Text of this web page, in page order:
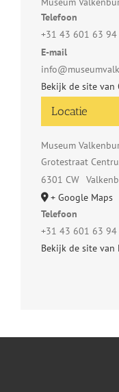
Locatie
Museum
Grotestraat
6301 CW
+ Google Maps
Telefoon
+31 43 601 63 94
Bekijk de site van
Telefoon
+31 43 601 63 94
E-mail
Bekijk de site van